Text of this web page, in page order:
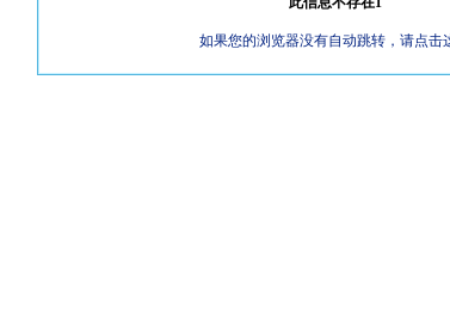
如果您的浏览器没有自动跳转，请点击